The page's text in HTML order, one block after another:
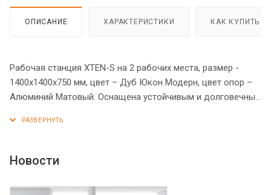
ОПИСАНИЕ ХАРАКТЕРИСТИКИ КАК КУПИТЬ
Рабочая станция XTEN-S на 2 рабочих места, размер -
1400х1400х750 мм, цвет – Дуб Юкон Модерн, цвет опор –
Алюминий Матовый. Оснащена устойчивым и долговечным
которые прочно соединены между собой металлической
между столешницей и опорами, что создает эффект
Новости